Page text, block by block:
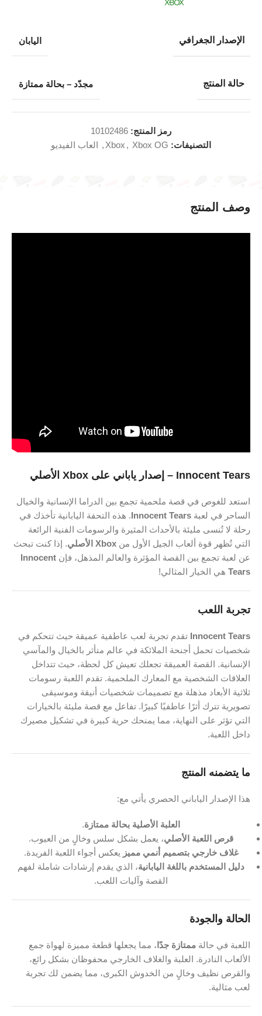
وصف المنتج
Innocent Tears – إصدار ياباني على Xbox الأصلي
استعد للغوص في قصة ملحمية تجمع بين الدراما الإنسانية والخيال
الساحر في لعبة Innocent Tears. هذه التحفة اليابانية تأخذك في
رحلة لا تُنسى مليئة بالأحداث المثيرة والرسومات الفنية الرائعة
التي تُظهر قوة ألعاب الجيل الأول من Xbox الأصلي
. إذا كنت تبحث
عن لعبة تجمع بين القصة المؤثرة والعالم المذهل، فإن Innocent
Tears هي الخيار المثالي!
تجربة اللعب
Innocent Tears تقدم تجربة لعب عاطفية عميقة حيث تتحكم في
شخصيات تحمل أجنحة الملائكة في عالم متأثر بالخيال والمآسي
الإنسانية. القصة العميقة تجعلك تعيش كل لحظة، حيث تتداخل
العلاقات الشخصية مع المعارك الملحمية. تقدم اللعبة رسومات
ثلاثية الأبعاد مذهلة مع تصميمات شخصيات أنيقة وموسيقى
تصويرية تترك أثرًا عاطفيًا كبيرًا. تفاعل مع قصة مليئة بالخيارات
التي تؤثر على النهاية، مما يمنحك حرية كبيرة في تشكيل مصيرك
داخل اللعبة.
ما يتضمنه المنتج
هذا الإصدار الياباني الحصري يأتي مع:
العلبة الأصلية بحالة ممتازة.
قرص اللعبة الأصلي، يعمل بشكل سلس وخالٍ من العيوب.
غلاف خارجي بتصميم أنمي مميز يعكس أجواء اللعبة الفريدة.
دليل المستخدم باللغة اليابانية، الذي يقدم إرشادات شاملة لفهم
القصة وآليات اللعب.
الحالة والجودة
اللعبة في حالة ممتازة جدًا ، مما يجعلها قطعة مميزة لهواة جمع
الألعاب النادرة. العلبة والغلاف الخارجي محفوظان بشكل رائع،
والقرص نظيف وخالٍ من الخدوش الكبرى، مما يضمن لك تجربة
لعب مثالية.
الإصدار الجغرافي اليابان
حالة المنتج مجدّد – بحالة ممتازة
رمز المنتج: 10102486
التصنيفات:
Xbox , Xbox OG
, العاب الفيديو